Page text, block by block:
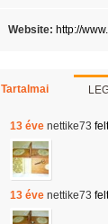
Website: http://
Tartalmai
13 éve nettike73
13 éve nettike73